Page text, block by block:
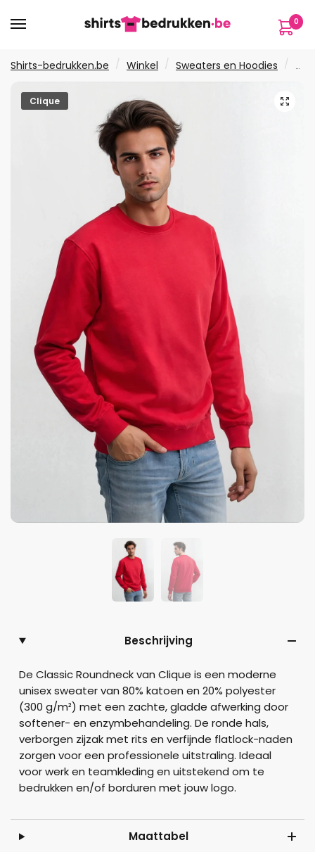
naar
naar
inhoud
0
Shirts-bedrukken.be / Winkel / Sweaters en Hoodies /
🔍
Clique
Beschrijving
De Classic Roundneck van Clique is een moderne
unisex sweater van 80% katoen en 20% polyester
(300 g/m²) met een zachte, gladde afwerking door
softener- en enzymbehandeling. De ronde hals,
verborgen zijzak met rits en verfijnde flatlock-naden
zorgen voor een professionele uitstraling. Ideaal
voor werk en teamkleding en uitstekend om te
bedrukken en/of borduren met jouw logo.
Maattabel